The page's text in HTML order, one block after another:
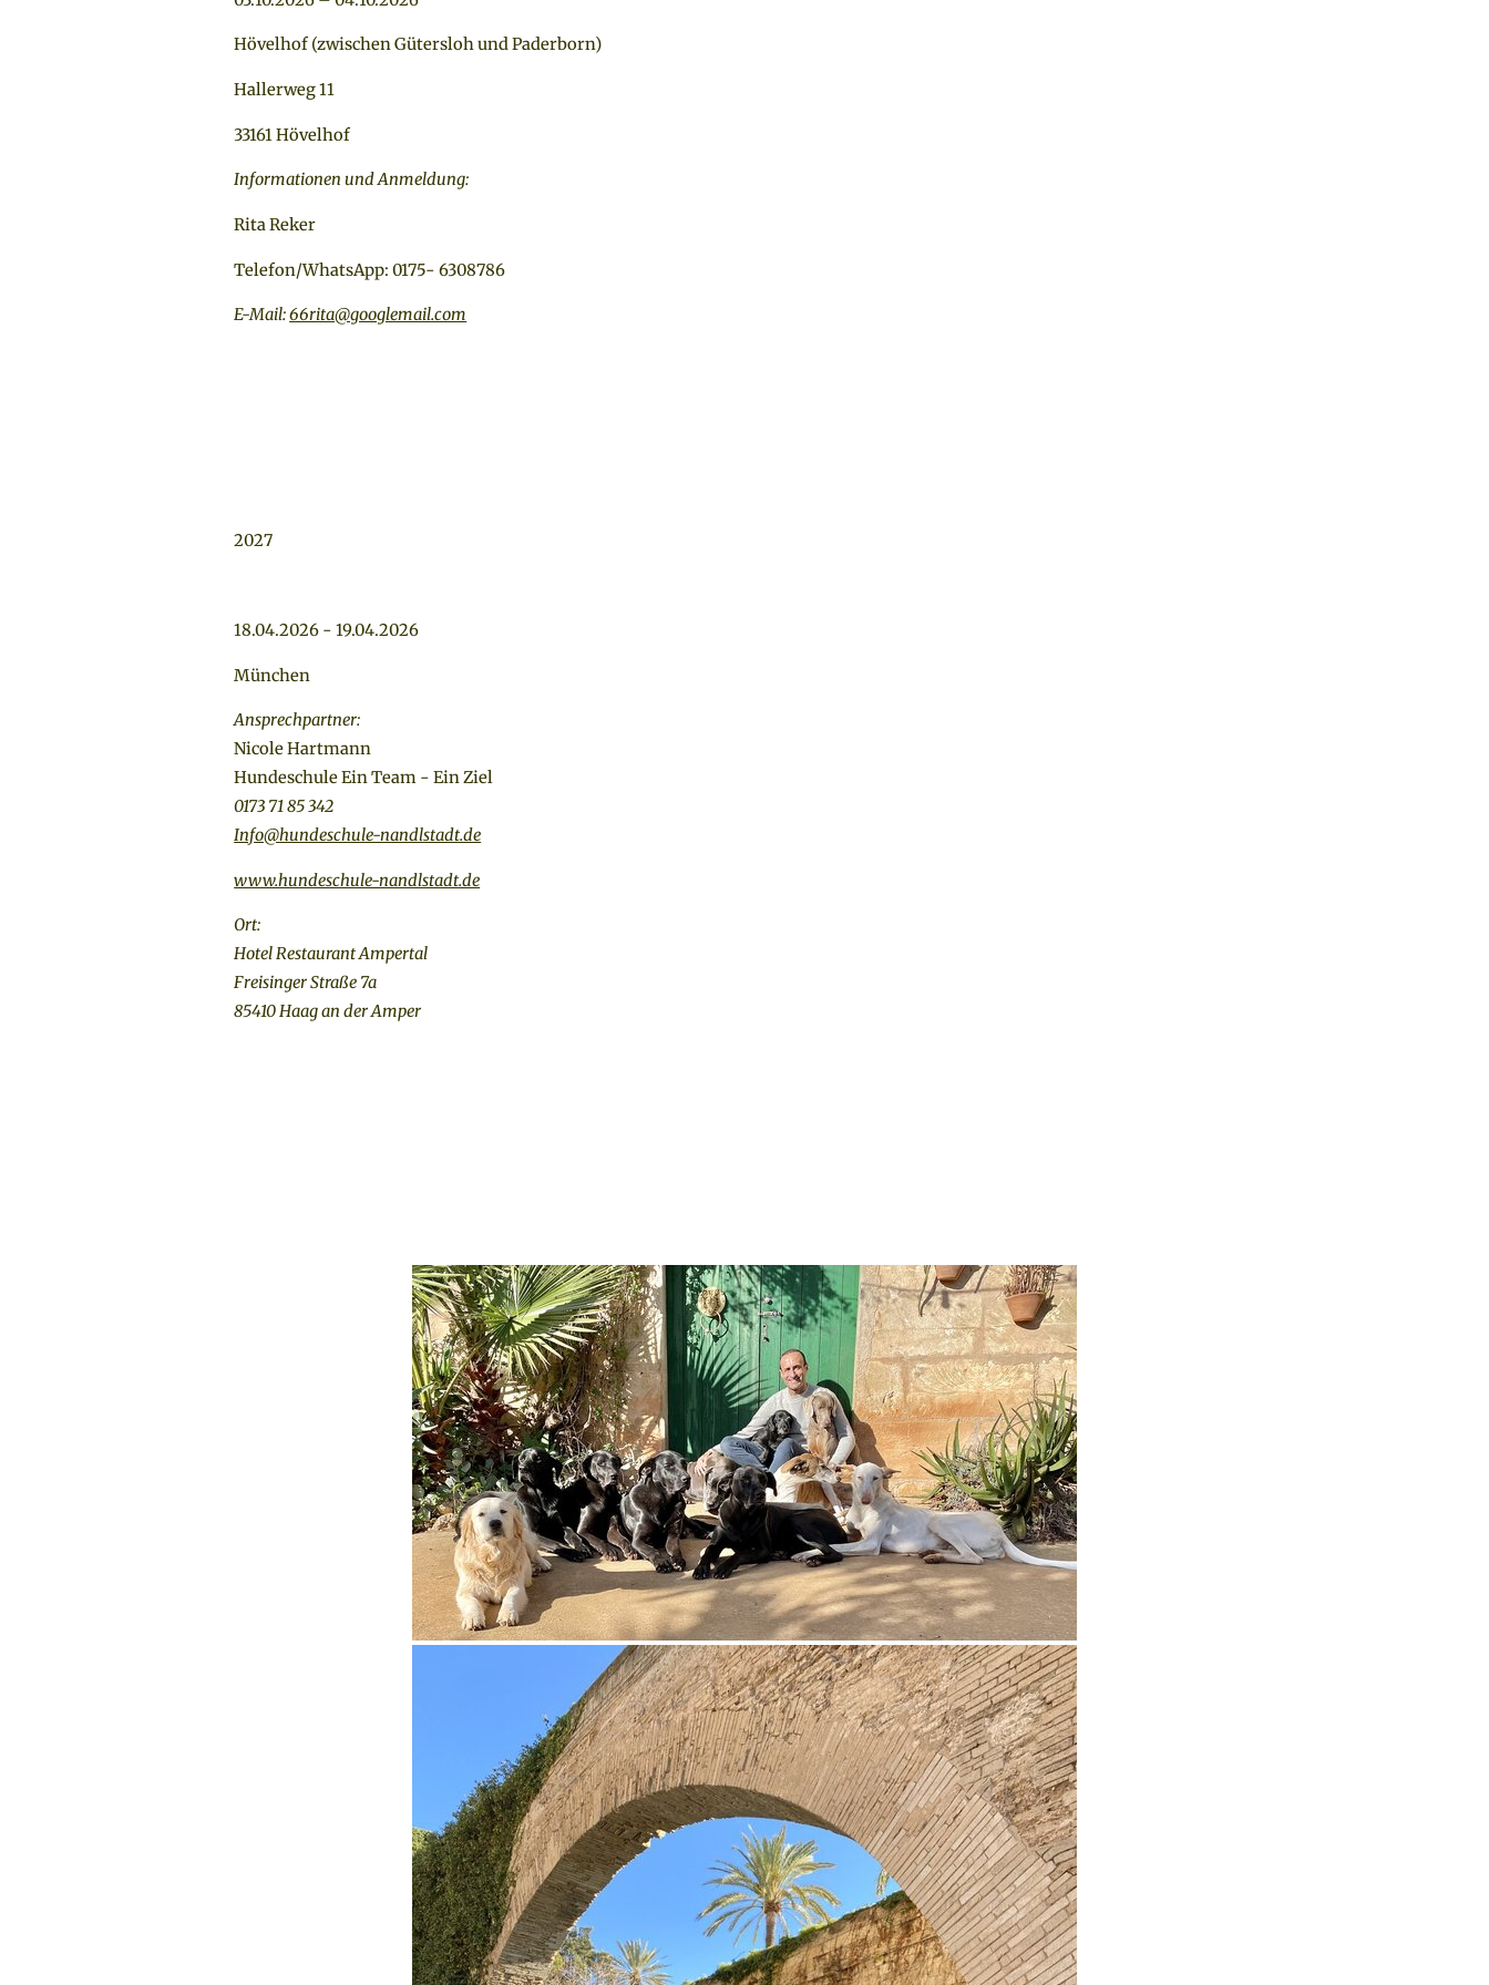
Hövelhof (zwischen Gütersloh und Paderborn)
Hallerweg 11
33161 Hövelhof
Informationen und Anmeldung:
Rita Reker
Telefon/WhatsApp: 0175- 6308786
E-Mail:66rita@googlemail.com
2027
18.04.2026 - 19.04.2026
München
Ansprechpartner:
Nicole Hartmann
Hundeschule Ein Team - Ein Ziel
0173 71 85 342
Info@hundeschule-nandlstadt.de
www.hundeschule-nandlstadt.de
Ort:
Hotel Restaurant Ampertal
Freisinger Straße 7a
85410 Haag an der Amper